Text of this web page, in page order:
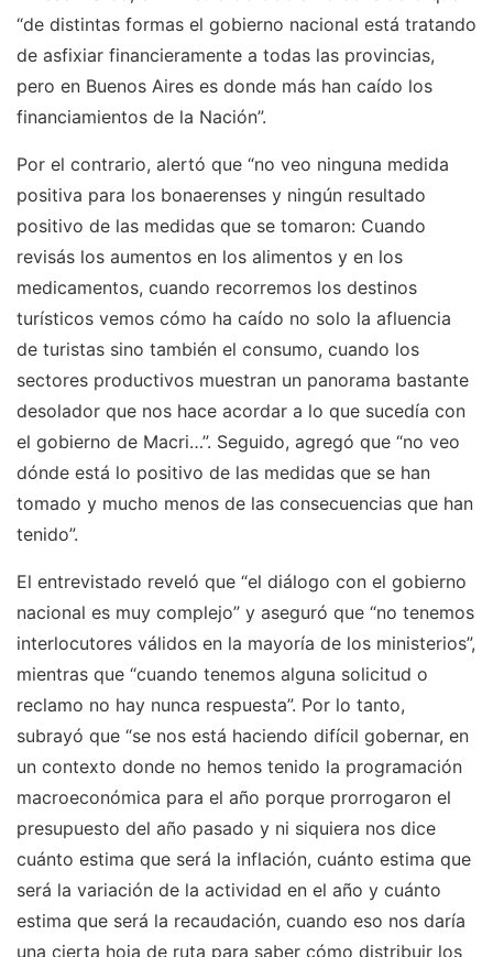
“de distintas formas el gobierno nacional está tratando
de asfixiar financieramente a todas las provincias,
pero en Buenos Aires es donde más han caído los
financiamientos de la Nación”.
Por el contrario, alertó que “no veo ninguna medida
positiva para los bonaerenses y ningún resultado
positivo de las medidas que se tomaron: Cuando
revisás los aumentos en los alimentos y en los
medicamentos, cuando recorremos los destinos
turísticos vemos cómo ha caído no solo la afluencia
de turistas sino también el consumo, cuando los
sectores productivos muestran un panorama bastante
desolador que nos hace acordar a lo que sucedía con
el gobierno de Macri…”. Seguido, agregó que “no veo
dónde está lo positivo de las medidas que se han
tomado y mucho menos de las consecuencias que han
tenido”.
El entrevistado reveló que “el diálogo con el gobierno
nacional es muy complejo” y aseguró que “no tenemos
interlocutores válidos en la mayoría de los ministerios”,
mientras que “cuando tenemos alguna solicitud o
reclamo no hay nunca respuesta”. Por lo tanto,
subrayó que “se nos está haciendo difícil gobernar, en
un contexto donde no hemos tenido la programación
macroeconómica para el año porque prorrogaron el
presupuesto del año pasado y ni siquiera nos dice
cuánto estima que será la inflación, cuánto estima que
será la variación de la actividad en el año y cuánto
estima que será la recaudación, cuando eso nos daría
una cierta hoja de ruta para saber cómo distribuir los